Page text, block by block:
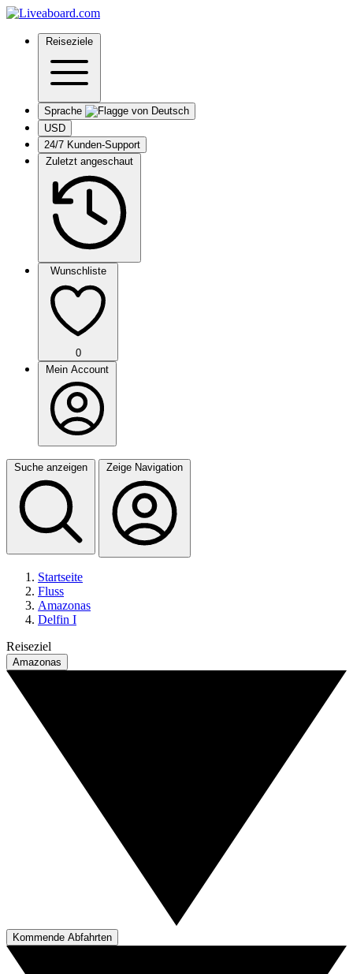
Reiseziele
Sprache
USD
24/7 Kunden-Support
Zuletzt angeschaut
Wunschliste
0
Mein Account
Suche anzeigen Zeige Navigation
Startseite
Fluss
Amazonas
Delfin I
Reiseziel
Amazonas
Kommende Abfahrten